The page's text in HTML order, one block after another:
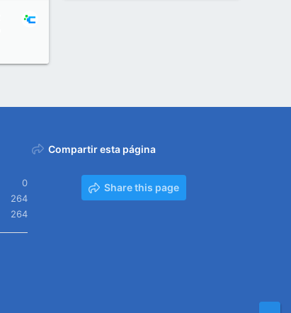
0
264
264
Compartir esta página
Share this page